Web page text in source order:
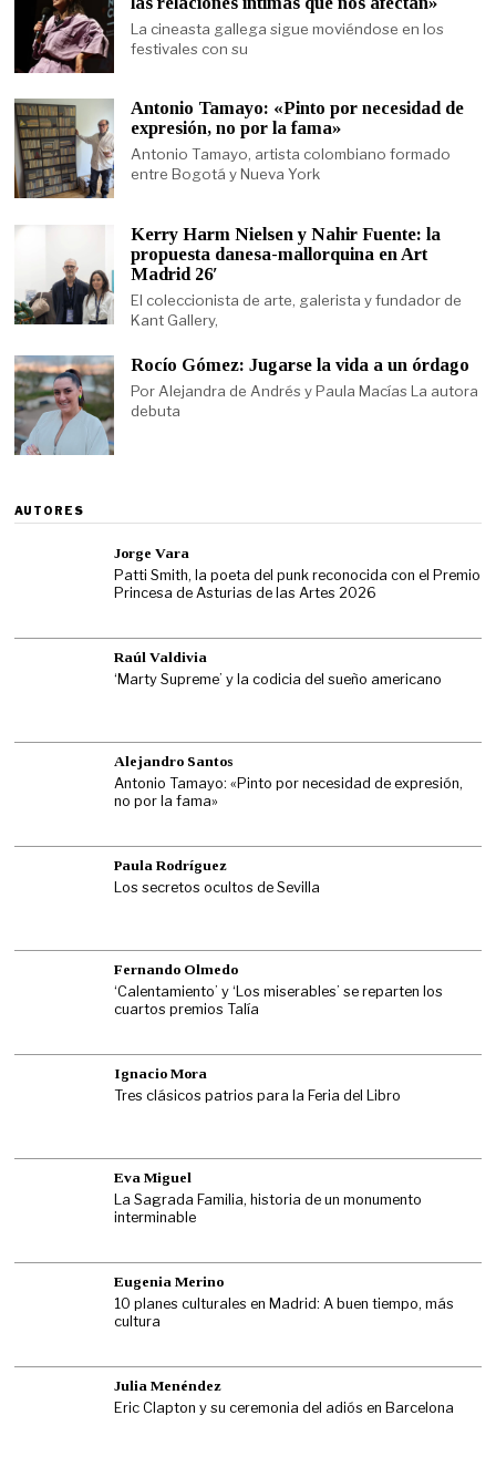
La cineasta gallega sigue moviéndose en los
festivales con su
Antonio Tamayo: «Pinto por necesidad de
expresión, no por la fama»
Antonio Tamayo, artista colombiano formado
entre Bogotá y Nueva York
Kerry Harm Nielsen y Nahir Fuente: la
propuesta danesa-mallorquina en Art
Madrid 26′
El coleccionista de arte, galerista y fundador de
Kant Gallery,
Rocío Gómez: Jugarse la vida a un órdago
Por Alejandra de Andrés y Paula Macías La autora
debuta
AUTORES
Jorge Vara
Patti Smith, la poeta del punk reconocida con el Premio
Princesa de Asturias de las Artes 2026
Raúl Valdivia
‘Marty Supreme’ y la codicia del sueño americano
Alejandro Santos
Antonio Tamayo: «Pinto por necesidad de expresión,
no por la fama»
Paula Rodríguez
Los secretos ocultos de Sevilla
Fernando Olmedo
‘Calentamiento’ y ‘Los miserables’ se reparten los
cuartos premios Talía
Ignacio Mora
Tres clásicos patrios para la Feria del Libro
Eva Miguel
La Sagrada Familia, historia de un monumento
interminable
Eugenia Merino
10 planes culturales en Madrid: A buen tiempo, más
cultura
Julia Menéndez
Eric Clapton y su ceremonia del adiós en Barcelona